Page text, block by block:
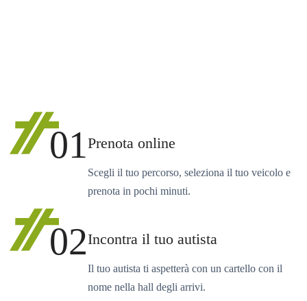
01Prenota online
Scegli il tuo percorso, seleziona il tuo veicolo e
prenota in pochi minuti.
02Incontra il tuo autista
Il tuo autista ti aspetterà con un cartello con il
nome nella hall degli arrivi.